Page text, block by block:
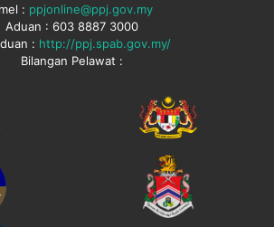
: ppjonline@ppj.gov.my
Aduan : 603 8887 3000
: http://ppj.spab.gov.my/
Bilangan Pelawat :